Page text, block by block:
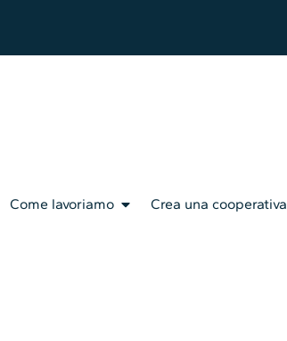
Come lavoriamo Crea una cooperativa